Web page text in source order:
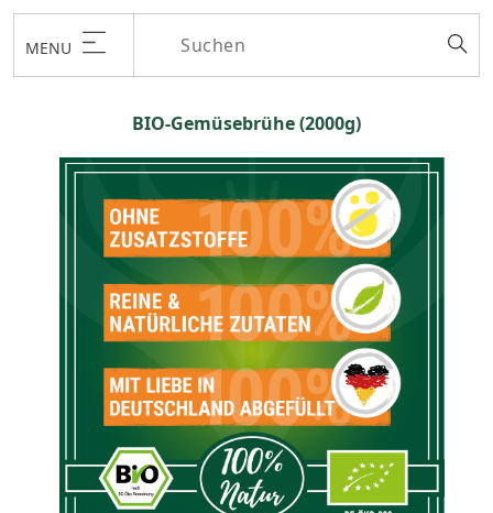
MENU
BIO-Gemüsebrühe (2000g)